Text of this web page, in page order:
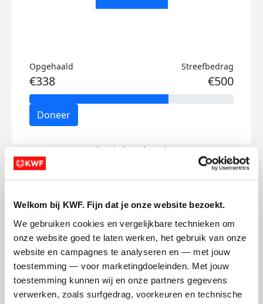
Welkom bij KWF. Fijn dat je onze website bezoekt.
We gebruiken cookies en vergelijkbare technieken om
onze website goed te laten werken, het gebruik van onze
website en campagnes te analyseren en — met jouw
toestemming — voor marketingdoeleinden. Met jouw
toestemming kunnen wij en onze partners gegevens
verwerken, zoals surfgedrag, voorkeuren en technische
Opgehaald
€338
Streefbedrag
€500
Doneer
Roderick's badges